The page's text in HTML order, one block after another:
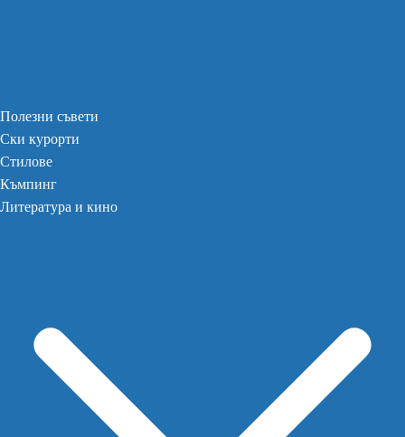
Полезни съвети
Ски курорти
Стилове
Къмпинг
Литература и кино